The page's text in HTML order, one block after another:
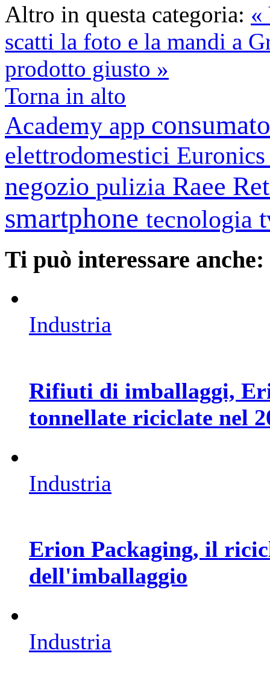
Altro in questa categoria: «
scatti la foto e la mandi a
prodotto giusto »
Torna in alto
Academy app
elettrodomestici
negozio pulizia Raee
smartphone tecnologia
Ti può interessare anche:
Industria
Rifiuti di imballaggi,
tonnellate riciclate nel
Industria
Erion Packaging, il
dell'imballaggio
Industria